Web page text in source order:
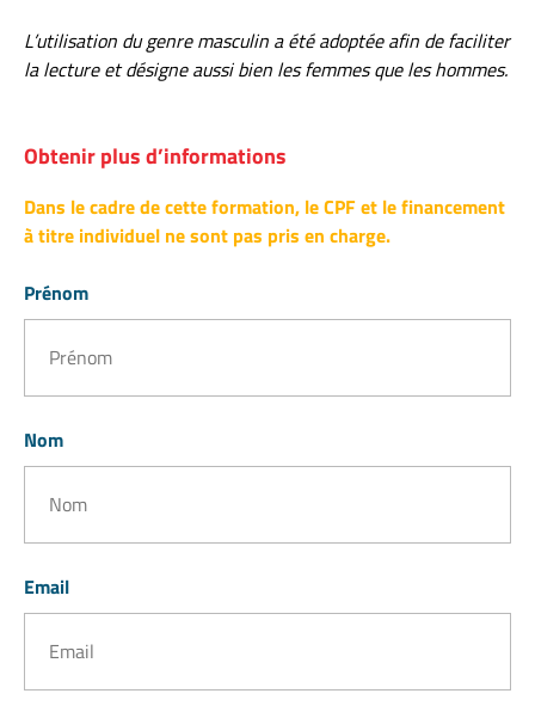
L’utilisation du genre masculin a été adoptée afin de faciliter
la lecture et désigne aussi bien les femmes que les hommes.
Obtenir plus d’informations
Dans le cadre de cette formation, le CPF et le financement
à titre individuel ne sont pas pris en charge.
Prénom
Nom
Email